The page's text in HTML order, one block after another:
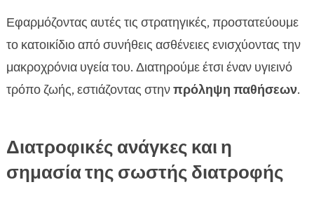
Εφαρμόζοντας αυτές τις στρατηγικές, προστατεύουμε
το κατοικίδιο από συνήθεις ασθένειες ενισχύοντας την
μακροχρόνια υγεία του. Διατηρούμε έτσι έναν υγιεινό
τρόπο ζωής, εστιάζοντας στηνπρόληψη παθήσεων.
Διατροφικές ανάγκες και η
σημασία της σωστής διατροφής